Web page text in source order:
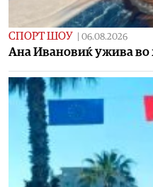
СПОРТ ШОУ | 06.08.2026
Aна Ивановиќ ужива во